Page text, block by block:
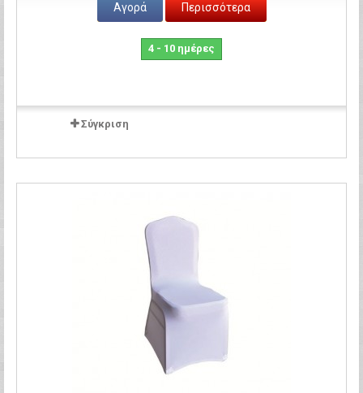
Αγορά Περισσότερα
4 - 10 ημέρες
Σύγκριση